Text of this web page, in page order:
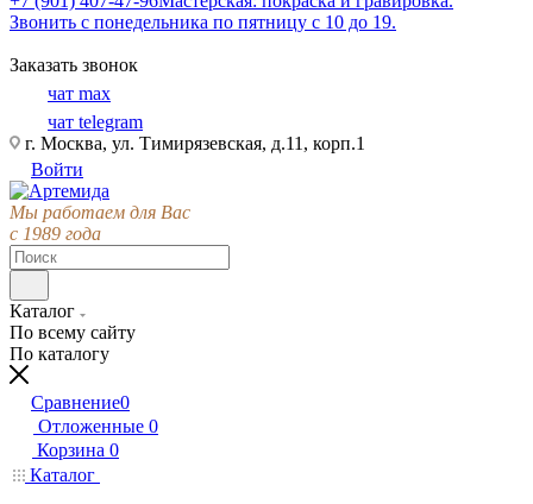
Звонить с понедельника по пятницу с 10 до 19.
Заказать звонок
чат max
чат telegram
г. Москва, ул. Тимирязевская, д.11, корп.1
Войти
Мы работаем для Вас
с 1989 года
Каталог
По всему сайту
По каталогу
Сравнение0
Отложенные 0
Корзина 0
Каталог